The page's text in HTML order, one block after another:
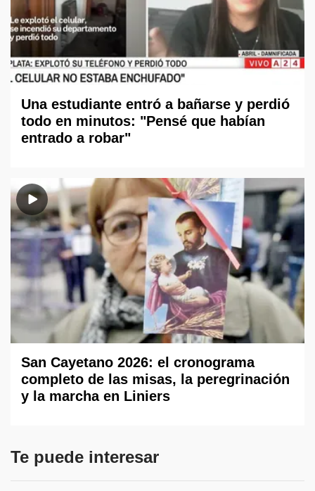
Una estudiante entró a bañarse y perdió
todo en minutos: "Pensé que habían
entrado a robar"
San Cayetano 2026: el cronograma
completo de las misas, la peregrinación
y la marcha en Liniers
Te puede interesar